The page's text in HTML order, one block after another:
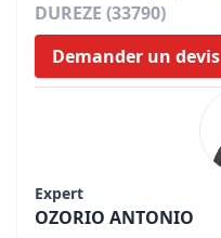
DUREZE (33790)
Demander un devis
Expert
OZORIO ANTONIO